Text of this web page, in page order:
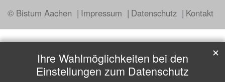
© Bistum Aachen Impressum Datenschutz Kontakt
Ihre Wahlmöglichkeiten bei den
Einstellungen zum Datenschutz
✕